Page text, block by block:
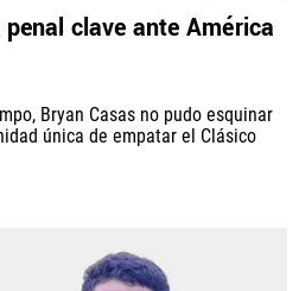
clave ante América
Bryan Casas no pudo esquinar
única de empatar el Clásico